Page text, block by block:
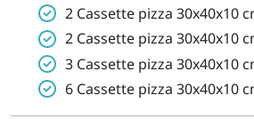
2 Cassette pizza 30x40x10
2 Cassette pizza 30x40x10
3 Cassette pizza 30x40x10
6 Cassette pizza 30x40x10